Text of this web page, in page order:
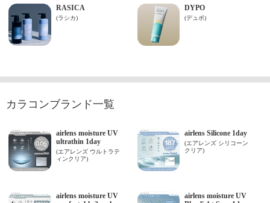
カラコンブランド一覧